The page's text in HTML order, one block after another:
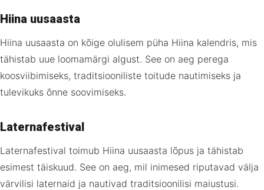
Hiina uusaasta
Hiina uusaasta on kõige olulisem püha Hiina kalendris, mis
tähistab uue loomamärgi algust. See on aeg perega
koosviibimiseks, traditsiooniliste toitude nautimiseks ja
tulevikuks õnne soovimiseks.
Laternafestival
Laternafestival toimub Hiina uusaasta lõpus ja tähistab
esimest täiskuud. See on aeg, mil inimesed riputavad välja
värvilisi laternaid ja nautivad traditsioonilisi maiustusi.